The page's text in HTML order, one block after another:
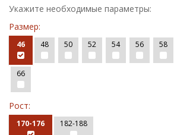
Укажите необходимые параметры:
Размер:
46 48 50 52 54 56 58
66
Рост:
170-176 182-188